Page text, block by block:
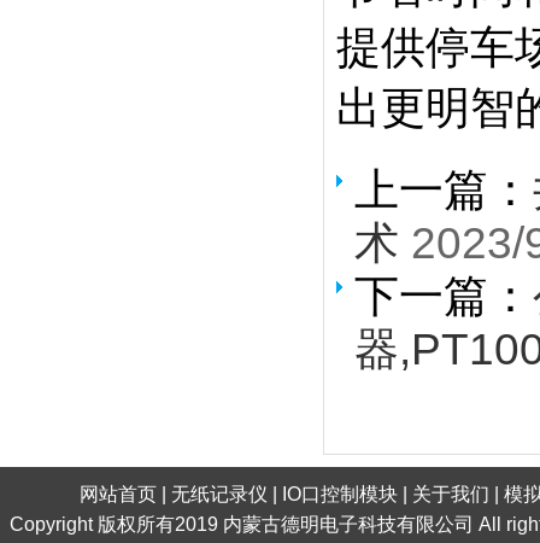
提供停车
出更明智
上一篇：
术 2023/
下一篇：
器
网站首页 无纸记录仪 IO口控制模块 关于我们
模
Copyright 版权所有2019 内蒙古德明电子科技有限公司 All